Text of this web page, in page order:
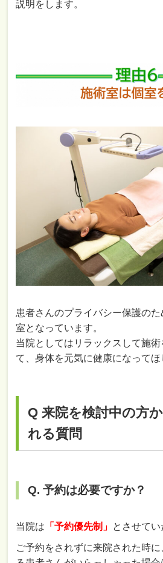
説明をします。
患者さんのプライバシー保護の
室となっています。
当院としてはリラックスして施
て、身体を元気に健康になってほ
Q 来院を検討中の方
れる質問
Q. 予約は必要ですか？
当院は 「予約優先制」 とさせてい
ご予約をされずに来院された時